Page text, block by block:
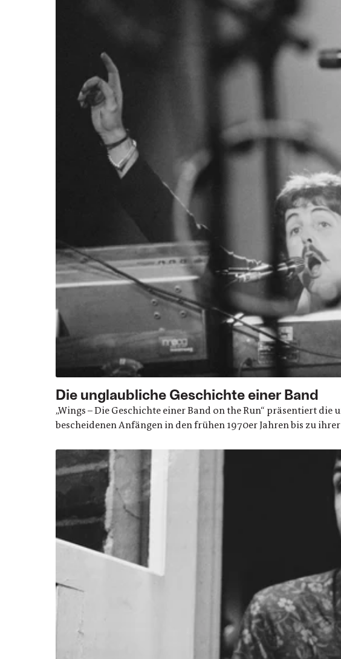
Die unglaubliche Geschichte einer Band
„Wings – Die Geschichte einer Band on the Run“ präsentiert
bescheidenen Anfängen in den frühen 1970er Jahren bis zu